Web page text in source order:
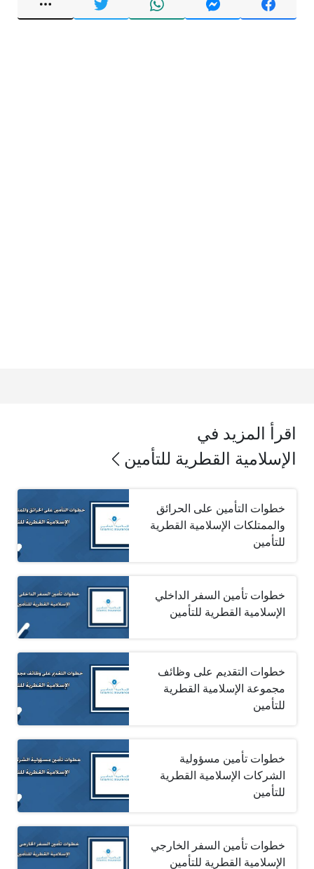
اقرأ المزيد في
الإسلامية القطرية للتأمين
خطوات التأمين على الحرائق
والممتلكات الإسلامية القطرية
للتأمين
خطوات تأمين السفر الداخلي
الإسلامية القطرية للتأمين
خطوات التقديم على وظائف
مجموعة الإسلامية القطرية
للتأمين
خطوات تأمين مسؤولية
الشركات الإسلامية القطرية
للتأمين
خطوات تأمين السفر الخارجي
الإسلامية القطرية للتأمين